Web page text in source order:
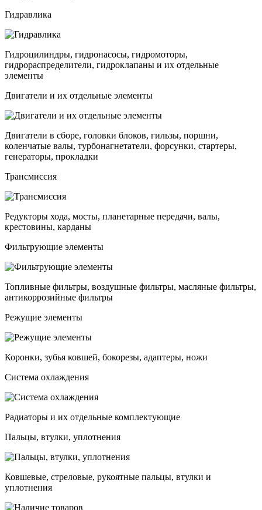
Гидравлика
Гидроцилиндры, гидронасосы, гидромоторы,
гидрораспределители, гидроклапаны и их отдельные
элементы
Двигатели и их отдельные элементы
Двигатели в сборе, головки блоков, гильзы, поршни,
коленчатые валы, турбонагнетатели, форсунки, стартеры,
генераторы, прокладки
Трансмиссия
Редукторы хода, мосты, планетарные передачи, валы,
крестовины, карданы
Фильтрующие элементы
Топливные фильтры, воздушные фильтры, масляные фильтры,
антикоррозийные фильтры
Режущие элементы
Коронки, зубья ковшей, бокорезы, адаптеры, ножи
Система охлаждения
Радиаторы и их отдельные комплектующие
Пальцы, втулки, уплотнения
Ковшевые, стреловые, рукоятные пальцы, втулки и
уплотнения